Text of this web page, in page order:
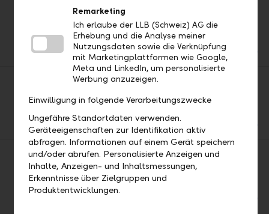
Kautionsauftrag
Formular Kautionsauftrag
Download
Mieterkaution Auflösung
Formular Mietkaution Auflösung
Remarketing
Ich erlaube der LLB (Schweiz) AG die
Erhebung und die Analyse meiner
Nutzungsdaten sowie die Verknüpfung
mit Marketingplattformen wie Google,
Meta und LinkedIn, um personalisierte
Werbung anzuzeigen.
Einwilligung in folgende Verarbeitungszwecke
Ungefähre Standortdaten verwenden.
Geräteeigenschaften zur Identifikation aktiv
abfragen. Informationen auf einem Gerät speichern
und/oder abrufen. Personalisierte Anzeigen und
Inhalte, Anzeigen- und Inhaltsmessungen,
Erkenntnisse über Zielgruppen und
Produktentwicklungen.